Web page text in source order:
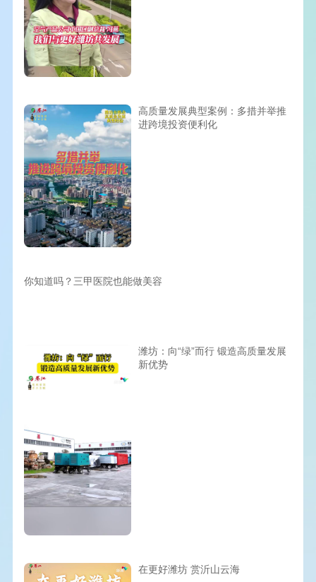
高质量发展典型案例：多措并举推
进跨境投资便利化
你知道吗？三甲医院也能做美容
潍坊：向“绿”而行 锻造高质量发展
新优势
在更好潍坊 赏沂山云海